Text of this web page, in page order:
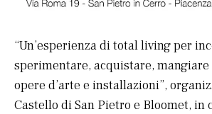
“Un’esperienza di total living per
sperimentare, acquistare,
opere d’arte e installazioni”,
Castello di San Pietro e Bloomet, in